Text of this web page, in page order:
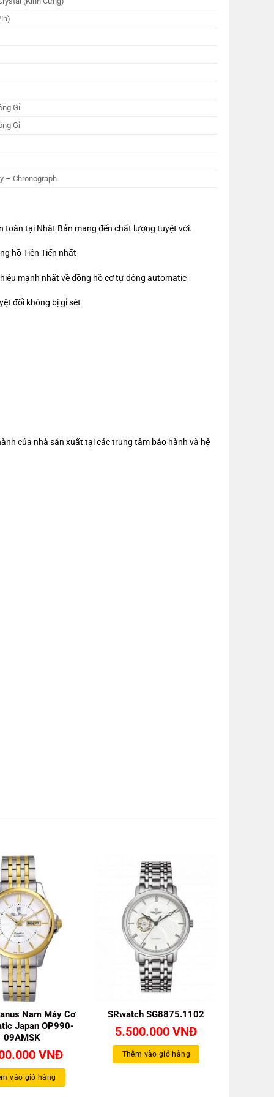
Gỉ
Gỉ
– Chronograph
toàn tại Nhật Bản mang đến chất lượng tuyệt vời.
hồ Tiên Tiến nhất
mạnh nhất về đồng hồ cơ tự động automatic
đối không bị gỉ sét
của nhà sản xuất tại các trung tâm bảo hành và hệ
Nam Máy Cơ
Japan OP990-
09AMSK
VNĐ
vào giỏ hàng
SRwatch SG8875.1102
5.500.000VNĐ
Thêm vào giỏ hàng